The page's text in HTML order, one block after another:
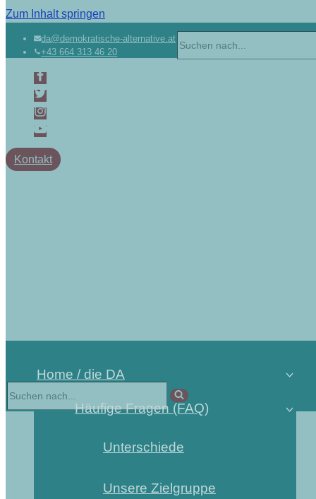
Zum Inhalt springen
da@demokratische-alternative.at
+43 664 313 46 20
Kontakt
Home / die DA
Häufige Fragen (FAQ)
Unterschiede
Unsere Zielgruppe